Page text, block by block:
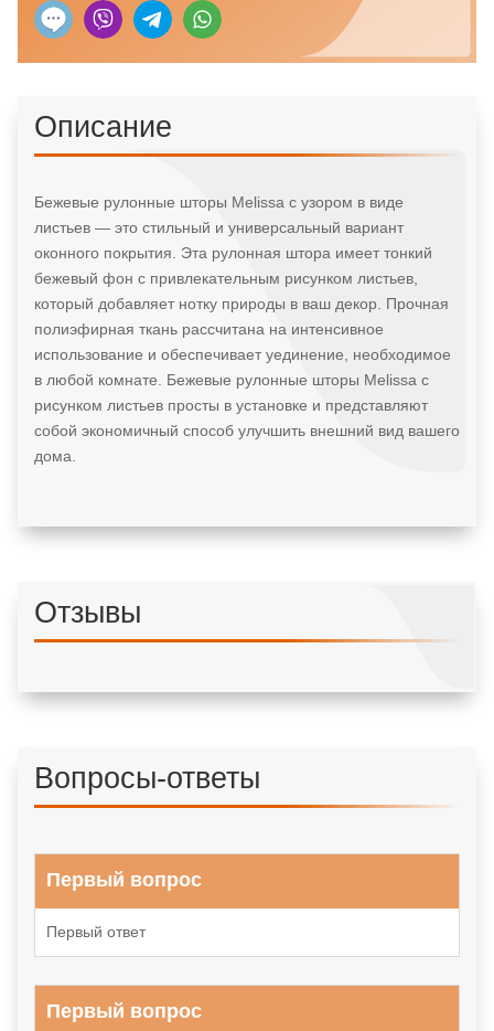
Описание
Бежевые рулонные шторы Melissa с узором в виде
листьев — это стильный и универсальный вариант
оконного покрытия. Эта рулонная штора имеет тонкий
бежевый фон с привлекательным рисунком листьев,
который добавляет нотку природы в ваш декор. Прочная
полиэфирная ткань рассчитана на интенсивное
использование и обеспечивает уединение, необходимое
в любой комнате. Бежевые рулонные шторы Melissa с
рисунком листьев просты в установке и представляют
собой экономичный способ улучшить внешний вид вашего
дома.
Отзывы
Вопросы-ответы
Первый вопрос
Первый ответ
Первый вопрос